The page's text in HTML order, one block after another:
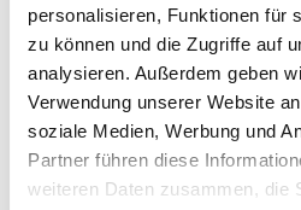
personalisieren, Funktionen für
zu können und die Zugriffe auf
analysieren. Außerdem geben
Verwendung unserer Website
soziale Medien, Werbung und
Partner führen diese
weiteren Daten zusammen, die